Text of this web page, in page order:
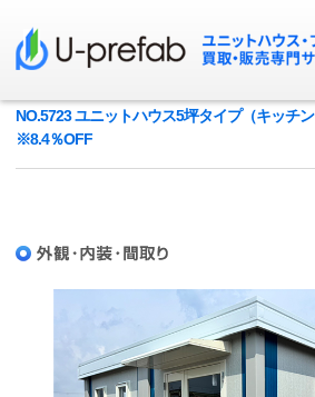
NO.5723 ユニットハウス5坪タイプ（キッチ
※8.4％OFF